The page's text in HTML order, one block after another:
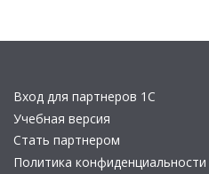
Вход для партнеров 1С
Учебная версия
Стать партнером
Политика конфиденциальности